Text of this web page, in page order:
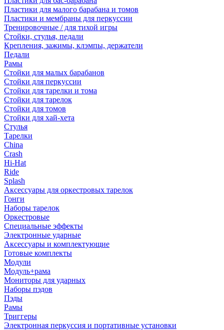
Пластики для малого барабана и томов
Пластики и мембраны для перкуссии
Тренировочные / для тихой игры
Стойки, стулья, педали
Крепления, зажимы, клэмпы, держатели
Педали
Рамы
Стойки для малых барабанов
Стойки для перкуссии
Стойки для тарелки и тома
Стойки для тарелок
Стойки для томов
Стойки для хай-хета
Стулья
Тарелки
China
Crash
Hi-Hat
Ride
Splash
Аксессуары для оркестровых тарелок
Гонги
Наборы тарелок
Оркестровые
Специальные эффекты
Электронные ударные
Аксессуары и комплектующие
Готовые комплекты
Модули
Модуль+рама
Мониторы для ударных
Наборы пэдов
Пэды
Рамы
Триггеры
Электронная перкуссия и портативные установки